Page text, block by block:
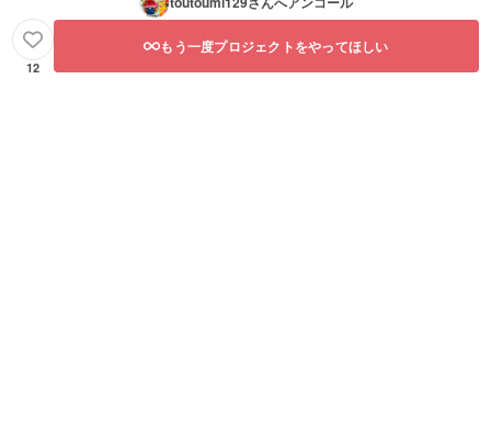
12
もう一度プロジェクトをやってほしい